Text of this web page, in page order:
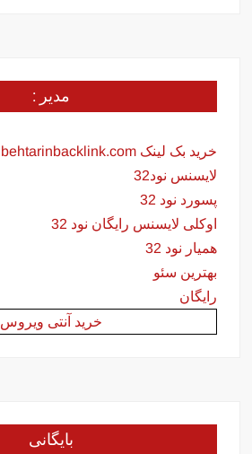
مدیر :
خرید بک لینک behtarinbacklink.com
لایسنس نود32
پسورد نود 32
اوکلی لایسنس رایگان نود 32
همیار نود 32
بهترین سئو
رایگان
خرید آنتی ویروس
بایگانی